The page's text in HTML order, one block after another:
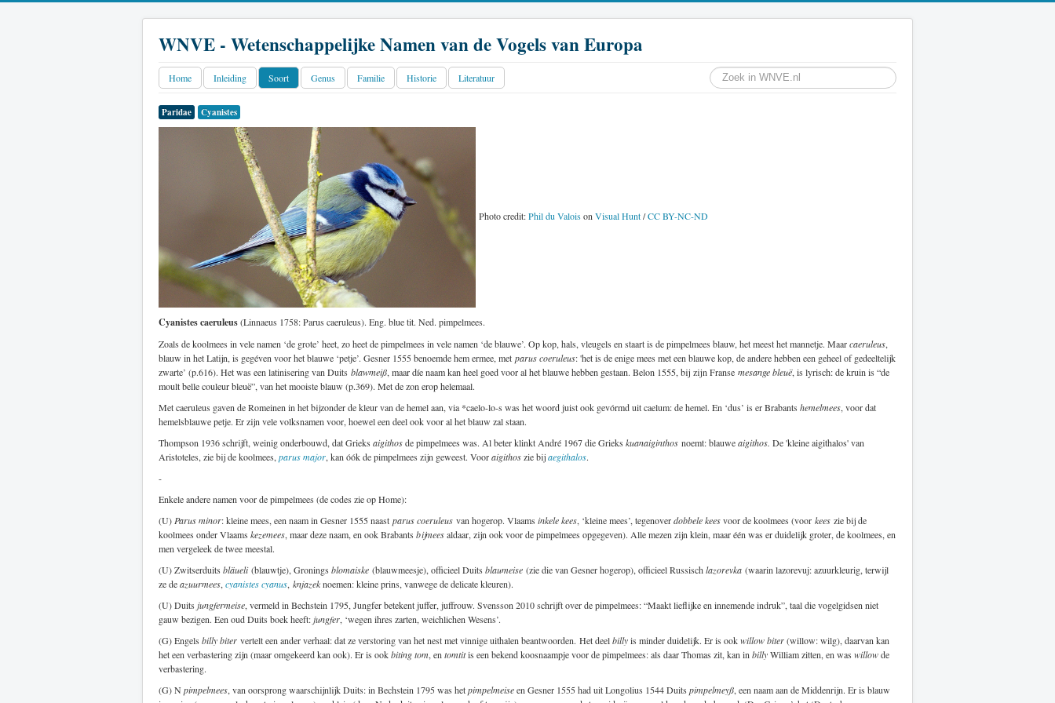
WNVE - Wetenschappelijke Namen van de Vogels van Europa
Home Inleiding Soort Genus Familie Historie Literatuur
Paridae Cyanistes
Photo credit:Phil du Valoison Visual Hunt/CC BY-NC-ND
Cyanistes caeruleus(Linnaeus 1758: Parus caeruleus). Eng. blue tit. Ned. pimpelmees.
Zoals de koolmees in vele namen ‘de grote’ heet, zo heet de pimpelmees in vele namen ‘de blauwe’. Op kop, hals, vleugels en staart is de pimpelmees blauw, het meest het mannetje. Maarcaeruleus,
blauw in het Latijn, is gegéven voor het blauwe ‘petje’. Gesner 1555 benoemde hem ermee, met parus coeruleus: 'het is de enige mees met een blauwe kop, de andere hebben een geheel of gedeeltelijk
zwarte’ (p.616). Het was een latinisering van Duits blawmeiß, maar díe naam kan heel goed voor al het blauwe hebben gestaan. Belon 1555, bij zijn Franse mesange bleuë, is lyrisch: de kruin is “de
moult belle couleur bleuë”, van het mooiste blauw (p.369). Met de zon erop helemaal.
Met caeruleus gaven de Romeinen in het bijzonder de kleur van de hemel aan, via *caelo-lo-s was het woord juist ook gevórmd uit caelum: de hemel. En ‘dus’ is er Brabants hemelmees, voor dat
hemelsblauwe petje. Er zijn vele volksnamen voor, hoewel een deel ook voor al het blauw zal staan.
Thompson 1936 schrijft, weinig onderbouwd, dat Grieks aigithosde pimpelmees was. Al beter klinkt André 1967 die Grieks kuanaiginthos noemt: blauweaigithos. De 'kleine aigithalos' van
Aristoteles, zie bij de koolmees,parus major, kan óók de pimpelmees zijn geweest. Vooraigithoszie bijaegithalos.
-
Enkele andere namen voor de pimpelmees (de codes zie op Home):
(U)Parus minor: kleine mees, een naam in Gesner 1555 naast parus coeruleus van hogerop. Vlaams inkele kees, ‘kleine mees’, tegenoverdobbele keesvoor de koolmees (voor kees zie bij de
koolmees onder Vlaams kezemees, maar deze naam, en ook Brabants bijmeesaldaar, zijn ook voor de pimpelmees opgegeven). Alle mezen zijn klein, maar één was er duidelijk groter, de koolmees, en
men vergeleek de twee meestal.
(U) Zwitserduits bläueli(blauwtje), Gronings blomaiske (blauwmeesje), officieel Duits blaumeise (zie die van Gesner hogerop), officieel Russischlazorevka (waarin lazorevuj: azuurkleurig, terwijl
ze deazuurmees,cyanistes cyanus, knjazeknoemen: kleine prins, vanwege de delicate kleuren).
(U) Duits jungfermeise, vermeld in Bechstein 1795, Jungfer betekent juffer, juffrouw. Svensson 2010 schrijft over de pimpelmees: “Maakt lieflijke en innemende indruk”, taal die vogelgidsen niet
gauw bezigen. Een oud Duits boek heeft:jungfer, ‘wegen ihres zarten, weichlichen Wesens’.
(G) Engels billy biter vertelt een ander verhaal: dat ze verstoring van het nest met vinnige uithalen beantwoorden. Het deelbillyis minder duidelijk. Er is ookwillow biter(willow: wilg), daarvan kan
het een verbastering zijn (maar omgekeerd kan ook). Er is ookbiting tom, entomtitis een bekend koosnaampje voor de pimpelmees: als daar Thomas zit, kan inbillyWilliam zitten, en was willowde
verbastering.
(G) Npimpelmees, van oorsprong waarschijnlijk Duits: in Bechstein 1795 was hetpimpelmeiseen Gesner 1555 had uit Longolius 1544 Duits pimpelmeyß, een naam aan de Middenrijn. Er is blauw